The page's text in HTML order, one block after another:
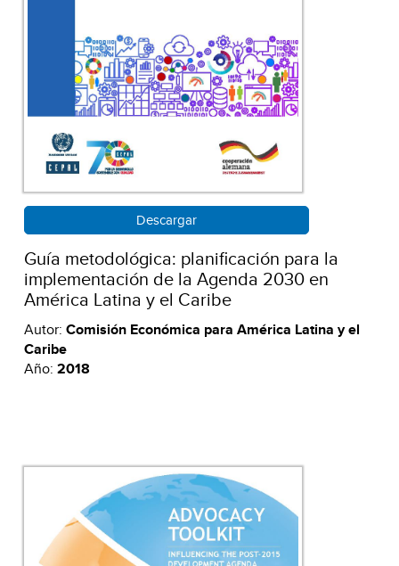
Descargar
Guía metodológica: planificación para la
implementación de la Agenda 2030 en
América Latina y el Caribe
Autor: Comisión Económica para América Latina y el
Caribe
Año: 2018